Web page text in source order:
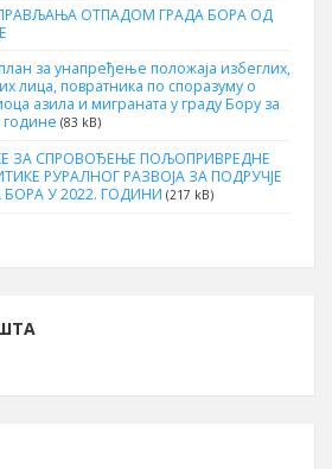
ОТПАДОМ ГРАДА БОРА ОД
за унапређење положаја избеглих,
лица, повратника по споразуму о
азила и миграната у граду Бору за
године (83 kB)
ЗА СПРОВОЂЕЊЕ ПОЉОПРИВРЕДНЕ
РУРАЛНОГ РАЗВОЈА ЗА ПОДРУЧЈЕ
БОРА У 2022. ГОДИНИ (217 kB)